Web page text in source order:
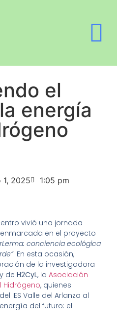
el
energía
1, 2025
1:05 pm
vivió una jornada
en el proyecto
conciencia ecológica
. En esta ocasión,
de la investigadora
y deH2CyL, laAsociación
Hidrógeno, quienes
IES Valle del Arlanza al
del futuro: el